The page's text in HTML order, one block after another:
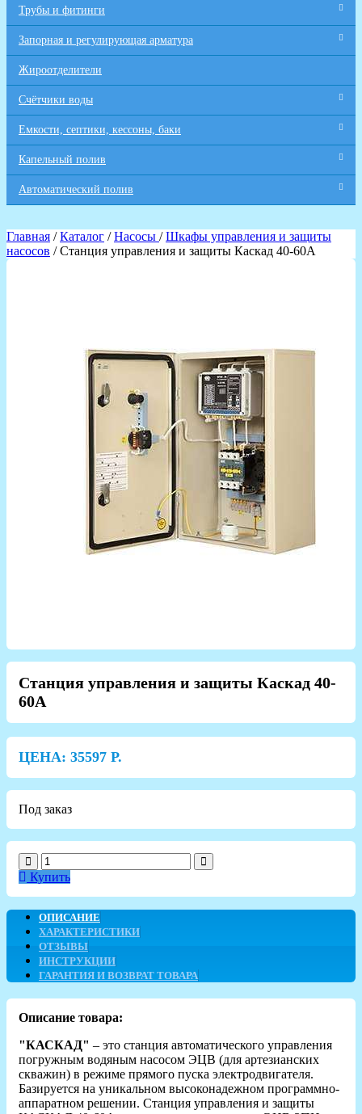
Трубы и фитинги
Запорная и регулирующая арматура
Жироотделители
Счётчики воды
Емкости, септики, кессоны, баки
Капельный полив
Автоматический полив
Главная /Каталог /Насосы /Шкафы управления и защиты
насосов / Станция управления и защиты Каскад 40-60А
Станция управления и защиты Каскад 40-
60А
ЦЕНА: 35597 Р.
Под заказ
Купить
ОПИСАНИЕ
ХАРАКТЕРИСТИКИ
ОТЗЫВЫ
ИНСТРУКЦИИ
ГАРАНТИЯ И ВОЗВРАТ ТОВАРА
Описание товара:
"КАСКАД" – это станция автоматического управления
погружным водяным насосом ЭЦВ (для артезианских
скважин) в режиме прямого пуска электродвигателя.
Базируется на уникальном высоконадежном программно-
аппаратном решении. Станция управления и защиты